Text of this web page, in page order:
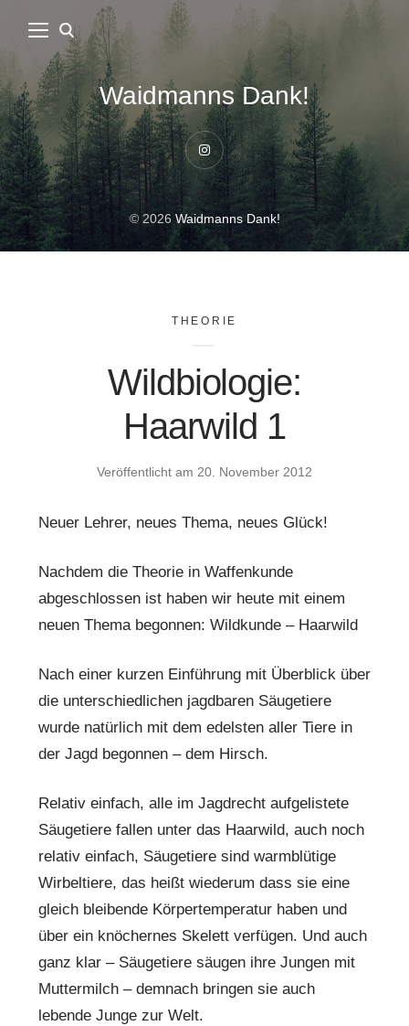
Waidmanns Dank!
Instagram
© 2026Waidmanns Dank!
THEORIE
Wildbiologie:
Haarwild 1
Veröffentlicht am 20. November 2012
Neuer Lehrer, neues Thema, neues Glück!
Nachdem die Theorie in Waffenkunde
abgeschlossen ist haben wir heute mit einem
neuen Thema begonnen: Wildkunde – Haarwild
Nach einer kurzen Einführung mit Überblick über
die unterschiedlichen jagdbaren Säugetiere
wurde natürlich mit dem edelsten aller Tiere in
der Jagd begonnen – dem Hirsch.
Relativ einfach, alle im Jagdrecht aufgelistete
Säugetiere fallen unter das Haarwild, auch noch
relativ einfach, Säugetiere sind warmblütige
Wirbeltiere, das heißt wiederum dass sie eine
gleich bleibende Körpertemperatur haben und
über ein knöchernes Skelett verfügen. Und auch
ganz klar – Säugetiere säugen ihre Jungen mit
Muttermilch – demnach bringen sie auch
lebende Junge zur Welt.